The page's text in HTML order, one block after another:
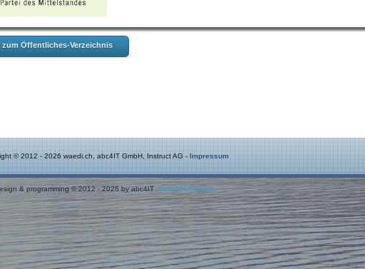
zum Öffentliches-Verzeichnis
© 2012 - 2026 waedi.ch, abc4IT GmbH, Instruct AG - Impressum
& programming © 2012 - 2026 by abc4ITwww.abc4it.com